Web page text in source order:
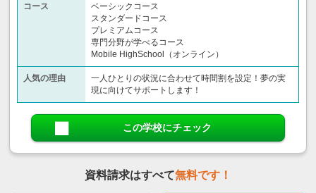
コース
ベーシックコース
スタンダードコース
プレミアムコース
専門分野が学べるコース
Mobile HighSchool（オンライン）
人気の理由
一人ひとりの状況に合わせて時間割を設定！夢の実
現に向けてサポートします！
この学校にチェック
資料請求はすべて無料です！